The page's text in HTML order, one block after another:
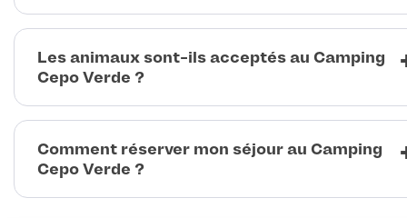
Les animaux sont-ils acceptés au Camping
Cepo Verde ?
Comment réserver mon séjour au Camping
Cepo Verde ?